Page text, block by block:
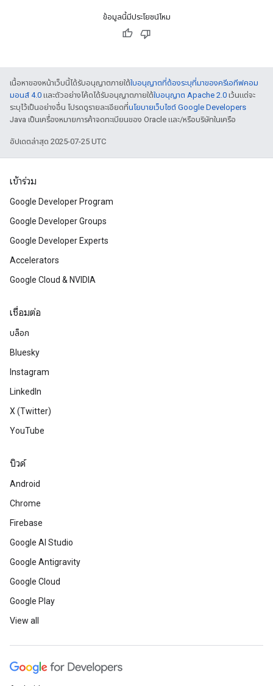
ข้อมูลนี้มีประโยชน์ไหม
เนื้อหาของหน้าเว็บนี้ได้รับอนุญาตภายใต้ใบอนุญาตที่ต้องระบุที่มาของครีเอทีฟคอม
มอนส์ 4.0 และตัวอย่างโค้ดได้รับอนุญาตภายใต้ใบอนุญาต Apache 2.0 เว้นแต่จะ
ระบุไว้เป็นอย่างอื่น โปรดดูรายละเอียดที่นโยบายเว็บไซต์ Google Developers
Java เป็นเครื่องหมายการค้าจดทะเบียนของ Oracle และ/หรือบริษัทในเครือ
อัปเดตล่าสุด 2025-07-25 UTC
เข้าร่วม
Google Developer Program
Google Developer Groups
Google Developer Experts
Accelerators
Google Cloud & NVIDIA
เชื่อมต่อ
บล็อก
Bluesky
Instagram
LinkedIn
X (Twitter)
YouTube
บิวด์
Android
Chrome
Firebase
Google AI Studio
Google Antigravity
Google Cloud
Google Play
View all